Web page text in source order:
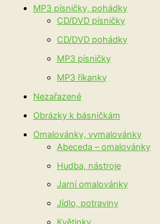
MP3 písničky, pohádky
CD/DVD písničky
CD/DVD pohádky
MP3 písničky
MP3 říkanky
Nezařazené
Obrázky k básničkám
Omalovánky, vymalovánky
Abeceda – omalovánky
Hudba, nástroje
Jarní omalovánky
Jídlo, potraviny